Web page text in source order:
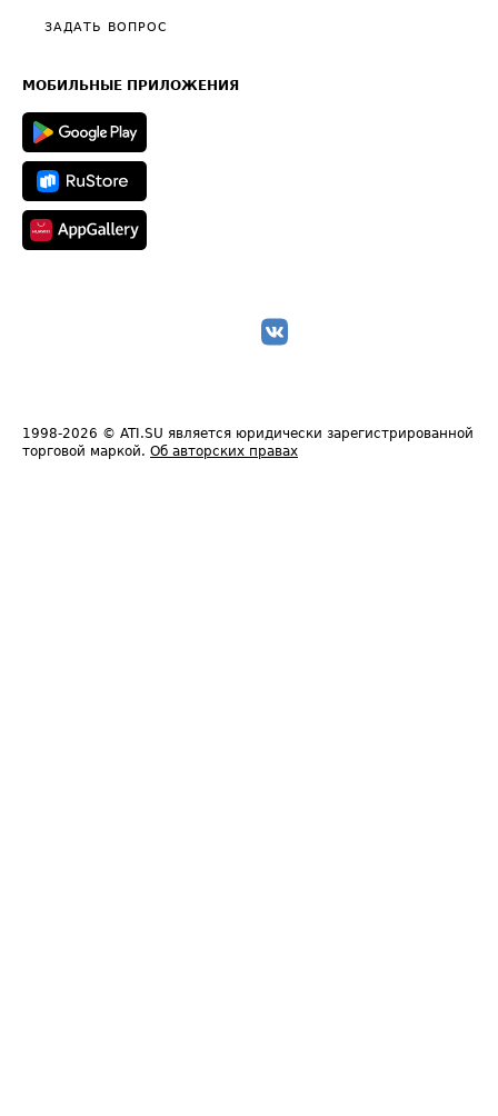
Общие положения
Полезное по перевозкам
Техническая информация
ЗАДАТЬ ВОПРОС
МОБИЛЬНЫЕ ПРИЛОЖЕНИЯ
1998-2026 © ATI.SU является юридически зарегистрированной
торговой маркой. Об авторских правах